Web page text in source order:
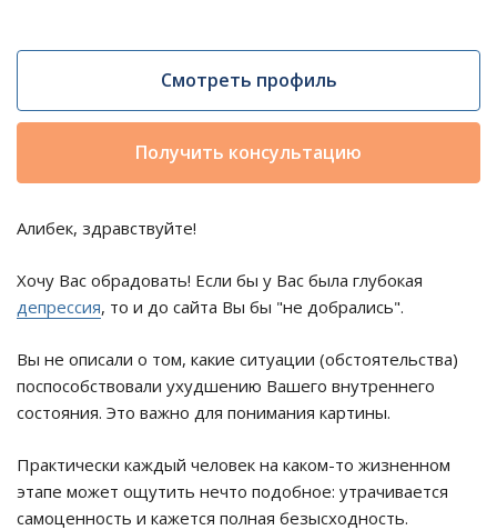
Смотреть профиль
Получить консультацию
Алибек, здравствуйте!
Хочу Вас обрадовать! Если бы у Вас была глубокая
депрессия, то и до сайта Вы бы "не добрались".
Вы не описали о том, какие ситуации (обстоятельства)
поспособствовали ухудшению Вашего внутреннего
состояния. Это важно для понимания картины.
Практически каждый человек на каком-то жизненном
этапе может ощутить нечто подобное: утрачивается
самоценность и кажется полная безысходность.